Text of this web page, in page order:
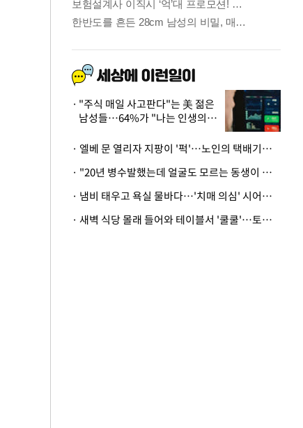
"주식 매일 사고판다"는 美 젊은
남성들…64%가 "나는 인생의
· 엘베 문 열리자 지팡이 '퍽'…노인의 택배기사 폭행 이유
· "20년 병수발했는데 얼굴도 모르는 동생이 유산 절반을"…배다른 형제 상속권 있을까
· 냄비 태우고 욕실 물바다…'치매 의심' 시어머니 검사 권유했다가 '날벼락'
· 새벽 식당 몰래 들어와 테이블서 '쿨쿨'…토사물 남기고 사라진 남성